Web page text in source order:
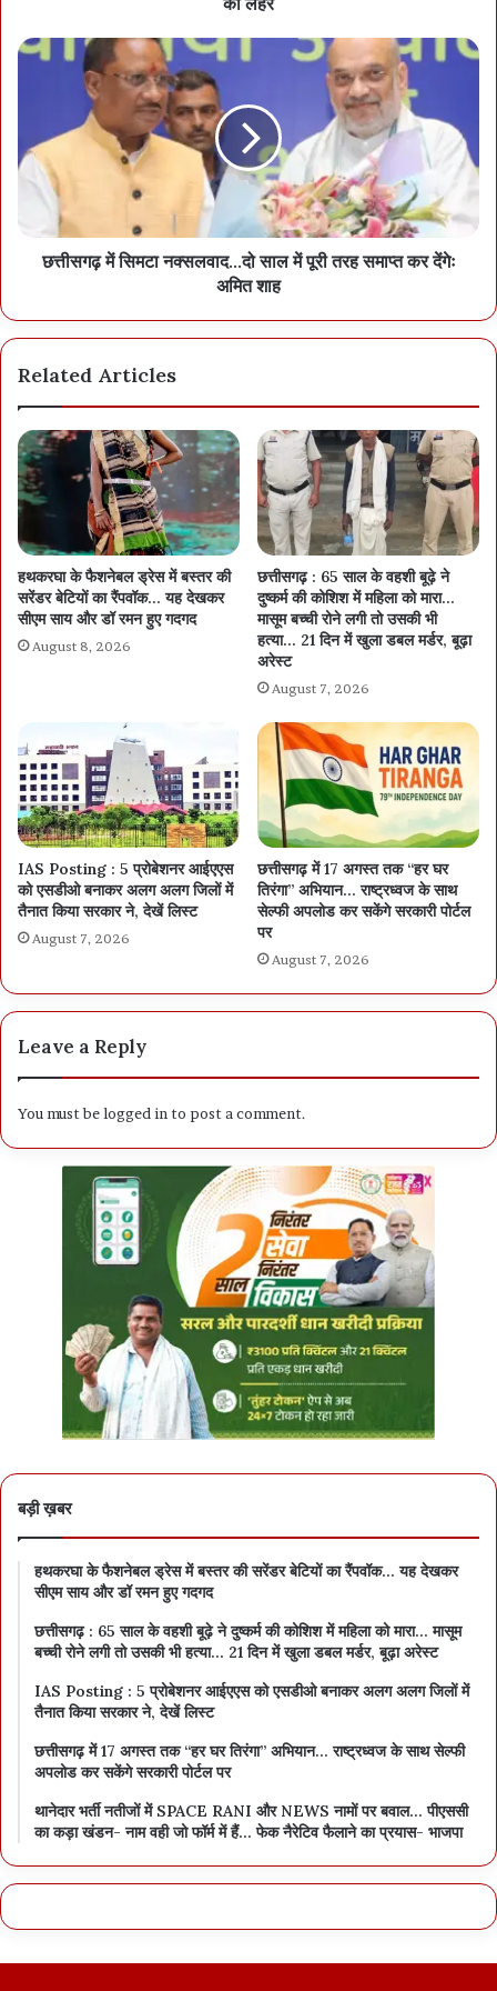
उनके काफिले को रोककर अभद्रता करने का दुस्साहस भाजपा को भारी पड़ेगा।
इस मामले में सरकार, भाजपा तथा संघ नेतृत्व स्पष्टीकरण जारी करे तथा दोषी
कार्यकर्ताओं पर कार्रवाई करे। अन्यथा कांग्रेस के कार्यकर्ता भी उन्हीं की भाषा में
जवाब देंगे। मुख्यमंत्री, मंत्रियों और भाजपा नेताओं के कार्यक्रमों का भी विरोध
किया जायेगा। सरकार यह न भूले की केंद्रीय गृहमंत्री छत्तीसगढ़ में ही है। यदि पूर्व
सीएम भूपेश के साथ हुई अभद्रता का जवाब कांग्रेस भी उन्हीं की भाषा में देने पर
आ जाएगी, तो राज्य सरकार की बड़ी फजीहत होगी।
छत्तीसगढ़ में सिमटा नक्सलवाद...दो साल में पूरी तरह समाप्त कर देंगेः
अमित शाह
Related Articles
हथकरघा के फैशनेबल ड्रेस में बस्तर की
सरेंडर बेटियों का रैंपवॉक… यह देखकर
सीएम साय और डॉ रमन हुए गदगद
August 8, 2026
छत्तीसगढ़ : 65 साल के वहशी बूढ़े ने
दुष्कर्म की कोशिश में महिला को मारा…
मासूम बच्ची रोने लगी तो उसकी भी
हत्या… 21 दिन में खुला डबल मर्डर, बूढ़ा
अरेस्ट
August 7, 2026
IAS Posting : 5 प्रोबेशनर आईएएस
को एसडीओ बनाकर अलग अलग जिलों में
तैनात किया सरकार ने, देखें लिस्ट
August 7, 2026
छत्तीसगढ़ में 17 अगस्त तक “हर घर
तिरंगा” अभियान… राष्ट्रध्वज के साथ
सेल्फी अपलोड कर सकेंगे सरकारी पोर्टल
पर
August 7, 2026
Leave a Reply
You must belogged in to post a comment.
बड़ी ख़बर
हथकरघा के फैशनेबल ड्रेस में बस्तर की सरेंडर बेटियों का रैंपवॉक… यह देखकर
सीएम साय और डॉ रमन हुए गदगद
छत्तीसगढ़ : 65 साल के वहशी बूढ़े ने दुष्कर्म की कोशिश में महिला को मारा… मासूम
बच्ची रोने लगी तो उसकी भी हत्या… 21 दिन में खुला डबल मर्डर, बूढ़ा अरेस्ट
IAS Posting : 5 प्रोबेशनर आईएएस को एसडीओ बनाकर अलग अलग जिलों में
तैनात किया सरकार ने, देखें लिस्ट
छत्तीसगढ़ में 17 अगस्त तक “हर घर तिरंगा” अभियान… राष्ट्रध्वज के साथ सेल्फी
अपलोड कर सकेंगे सरकारी पोर्टल पर
थानेदार भर्ती नतीजों में SPACE RANI और NEWS नामों पर बवाल… पीएससी
का कड़ा खंडन- नाम वही जो फॉर्म में हैं… फेक नैरेटिव फैलाने का प्रयास- भाजपा